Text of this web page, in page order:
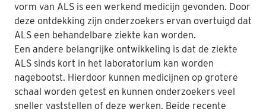
vorm van ALS is een werkend medicijn gevonden. Door
deze ontdekking zijn onderzoekers ervan overtuigd dat
ALS een behandelbare ziekte kan worden.
Een andere belangrijke ontwikkeling is dat de ziekte
ALS sinds kort in het laboratorium kan worden
nagebootst. Hierdoor kunnen medicijnen op grotere
schaal worden getest en kunnen onderzoekers veel
sneller vaststellen of deze werken. Beide recente